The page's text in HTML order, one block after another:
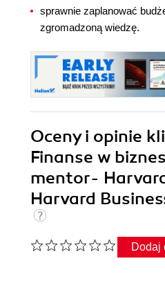
sprawnie zaplanować
zgromadzoną wiedzę.
Oceny i opinie
Finanse w
mentor-
Harvard
Dodaj